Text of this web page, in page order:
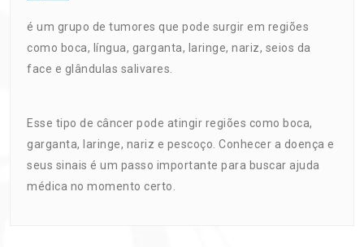
é um grupo de tumores que pode surgir em regiões
como boca, língua, garganta, laringe, nariz, seios da
face e glândulas salivares.
Esse tipo de câncer pode atingir regiões como boca,
garganta, laringe, nariz e pescoço. Conhecer a doença e
seus sinais é um passo importante para buscar ajuda
médica no momento certo.